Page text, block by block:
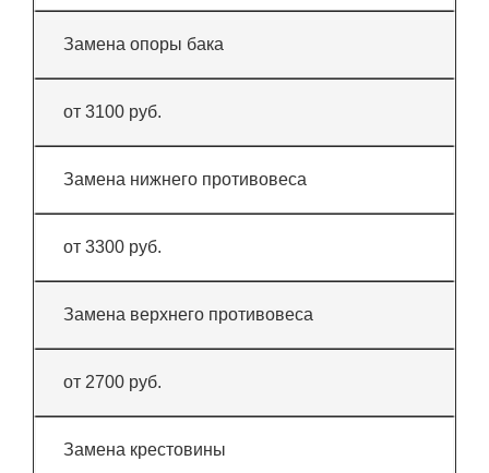
Замена опоры бака
от 3100 руб.
Замена нижнего противовеса
от 3300 руб.
Замена верхнего противовеса
от 2700 руб.
Замена крестовины